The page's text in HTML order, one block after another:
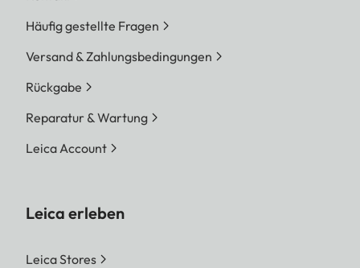
Häufig gestellte Fragen
Versand & Zahlungsbedingungen
Rückgabe
Reparatur & Wartung
Leica Account
Leica erleben
Leica Stores